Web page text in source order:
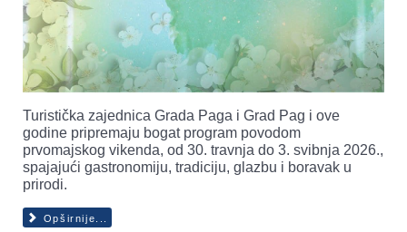
Turistička zajednica Grada Paga i Grad Pag i ove
godine pripremaju bogat program povodom
prvomajskog vikenda, od 30. travnja do 3. svibnja 2026.,
spajajući gastronomiju, tradiciju, glazbu i boravak u
prirodi.
Opširnije...